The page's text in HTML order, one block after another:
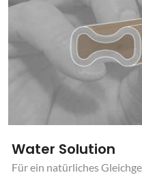
Water Solution
Für ein natürliches